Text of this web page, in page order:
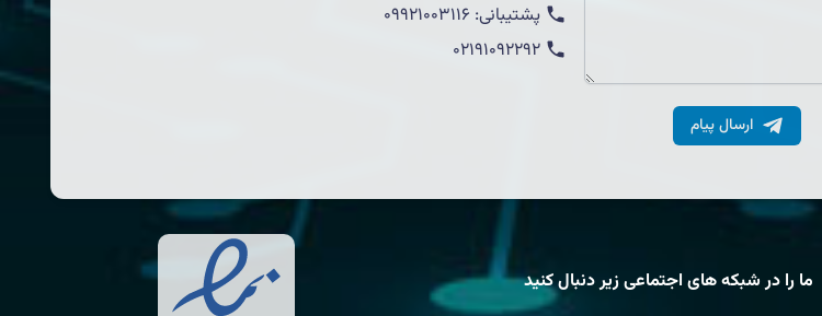
پشتیبانی: 09921003116
02191092292
ارسال پیام
ما را در شبکه های اجتماعی زیر دنبال کنید